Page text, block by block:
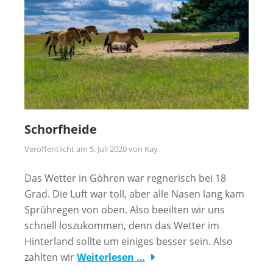
Schorfheide
Veröffentlicht am 5. Juli 2020von Kay
Das Wetter in Göhren war regnerisch bei 18
Grad. Die Luft war toll, aber alle Nasen lang kam
Sprühregen von oben. Also beeilten wir uns
schnell loszukommen, denn das Wetter im
Hinterland sollte um einiges besser sein. Also
zahlten wirWeiterlesen …